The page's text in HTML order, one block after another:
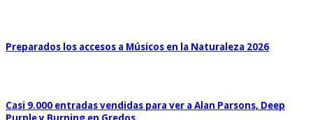
Preparados los accesos a Músicos en la Naturaleza 2026
Casi 9.000 entradas vendidas para ver a Alan Parsons, Deep